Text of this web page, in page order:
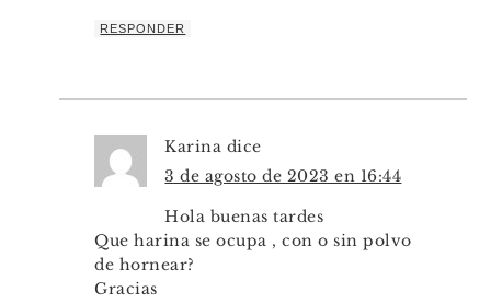
RESPONDER
Karina dice
3 de agosto de 2023 en 16:44
Hola buenas tardes
Que harina se ocupa , con o sin polvo
de hornear?
Gracias